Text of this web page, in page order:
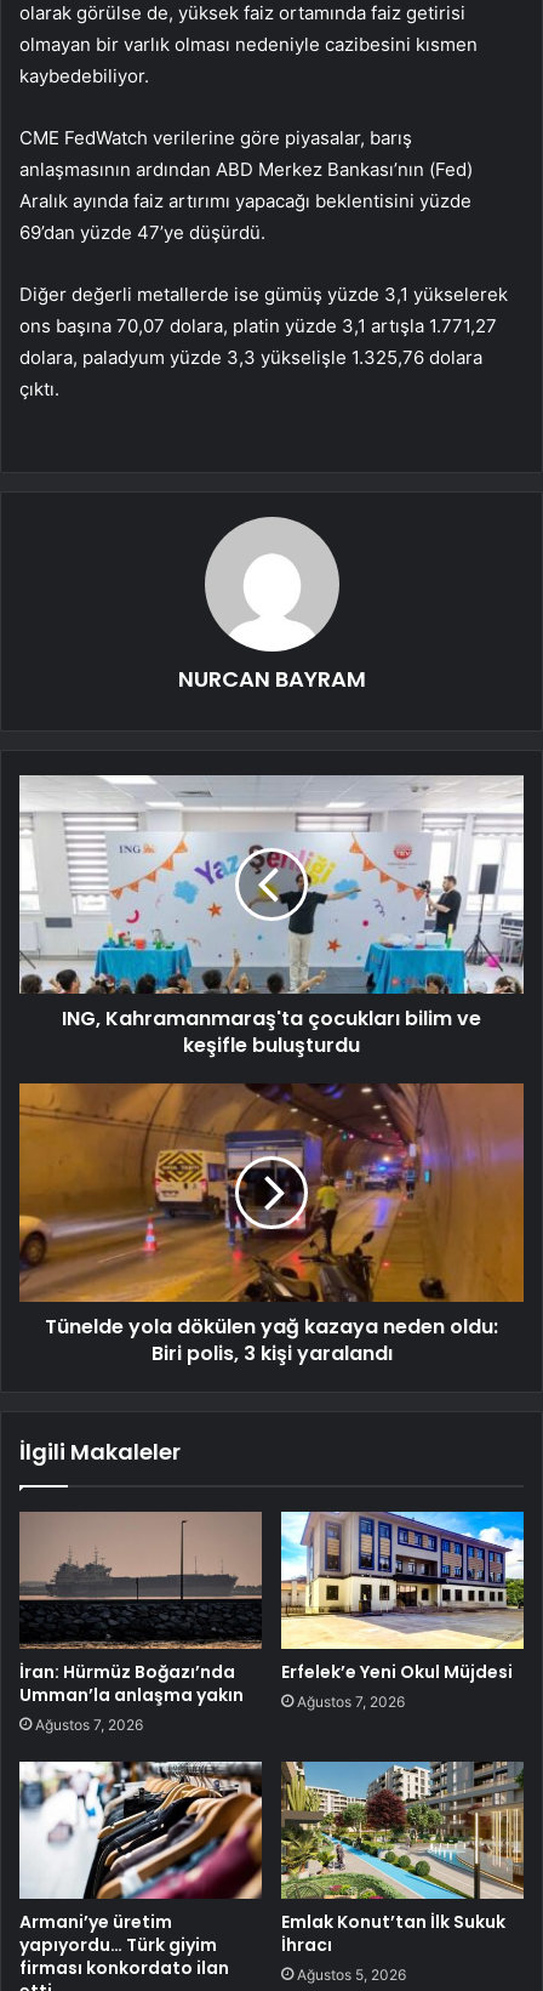
olarak görülse de, yüksek faiz ortamında faiz getirisi
olmayan bir varlık olması nedeniyle cazibesini kısmen
kaybedebiliyor.
CME FedWatch verilerine göre piyasalar, barış
anlaşmasının ardından ABD Merkez Bankası’nın (Fed)
Aralık ayında faiz artırımı yapacağı beklentisini yüzde
69’dan yüzde 47’ye düşürdü.
Diğer değerli metallerde ise gümüş yüzde 3,1 yükselerek
ons başına 70,07 dolara, platin yüzde 3,1 artışla 1.771,27
dolara, paladyum yüzde 3,3 yükselişle 1.325,76 dolara
çıktı.
NURCAN BAYRAM
ING, Kahramanmaraş'ta çocukları bilim ve
keşifle buluşturdu
Tünelde yola dökülen yağ kazaya neden oldu:
Biri polis, 3 kişi yaralandı
İlgili Makaleler
İran: Hürmüz Boğazı’nda
Umman’la anlaşma yakın
Ağustos 7, 2026
Erfelek’e Yeni Okul Müjdesi
Ağustos 7, 2026
Armani’ye üretim
yapıyordu… Türk giyim
firması konkordato ilan
Emlak Konut’tan İlk Sukuk
İhracı
Ağustos 5, 2026